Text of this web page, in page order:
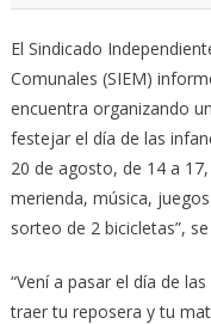
El Sindicado
Comunales (SIEM)
encuentra organizando
festejar el día de las
20 de agosto, de 14 a
merienda, música,
sorteo de 2 bicicletas”,
“Vení a pasar el día de
traer tu reposera y tu